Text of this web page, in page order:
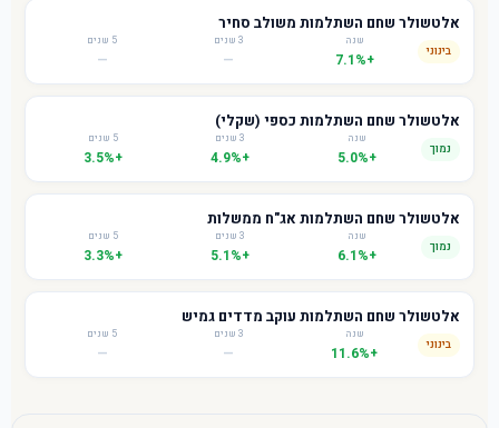
אלטשולר שחם השתלמות משולב סחיר
בינוני
שנה
+7.1%
3 שנים
—
5 שנים
—
אלטשולר שחם השתלמות כספי (שקלי)
נמוך
שנה
+5.0%
3 שנים
+4.9%
5 שנים
+3.5%
אלטשולר שחם השתלמות אג"ח ממשלות
נמוך
שנה
+6.1%
3 שנים
+5.1%
5 שנים
+3.3%
אלטשולר שחם השתלמות עוקב מדדים גמיש
בינוני
שנה
+11.6%
3 שנים
—
5 שנים
—